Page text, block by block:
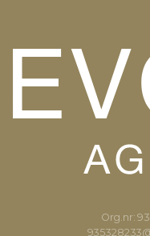
Org.nr: